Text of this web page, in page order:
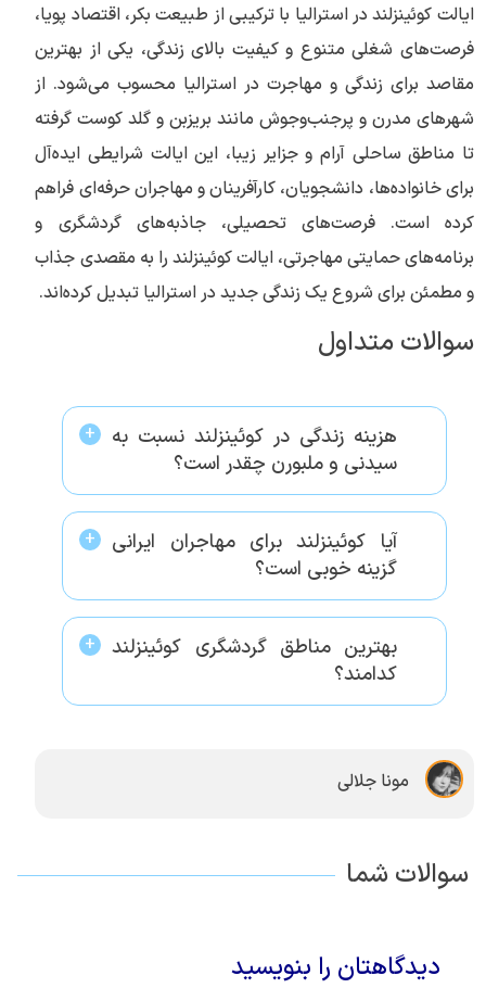
ایالت کوئینزلند در استرالیا با ترکیبی از طبیعت بکر، اقتصاد پویا،
فرصت‌های شغلی متنوع و کیفیت بالای زندگی، یکی از بهترین
مقاصد برای زندگی و مهاجرت در استرالیا محسوب می‌شود. از
شهرهای مدرن و پرجنب‌وجوش مانند بریزبن و گلد کوست گرفته
تا مناطق ساحلی آرام و جزایر زیبا، این ایالت شرایطی ایده‌آل
برای خانواده‌ها، دانشجویان، کارآفرینان و مهاجران حرفه‌ای فراهم
کرده است. فرصت‌های تحصیلی، جاذبه‌های گردشگری و
برنامه‌های حمایتی مهاجرتی، ایالت کوئینزلند را به مقصدی جذاب
و مطمئن برای شروع یک زندگی جدید در استرالیا تبدیل کرده‌اند.
سوالات متداول
هزینه زندگی در کوئینزلند نسبت به
سیدنی و ملبورن چقدر است؟
آیا کوئینزلند برای مهاجران ایرانی
گزینه خوبی است؟
بهترین مناطق گردشگری کوئینزلند
کدامند؟
مونا جلالی
سوالات شما
دیدگاهتان را بنویسید